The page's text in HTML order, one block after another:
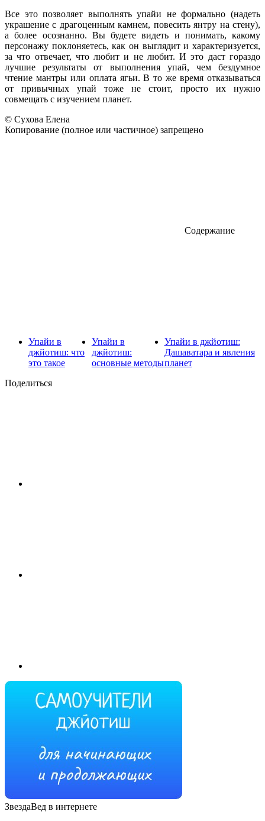
Все это позволяет выполнять упайи не формально (надеть
украшение с драгоценным камнем, повесить янтру на стену),
а более осознанно. Вы будете видеть и понимать, какому
персонажу поклоняетесь, как он выглядит и характеризуется,
за что отвечает, что любит и не любит. И это даст гораздо
лучшие результаты от выполнения упай, чем бездумное
чтение мантры или оплата ягьи. В то же время отказываться
от привычных упай тоже не стоит, просто их нужно
совмещать с изучением планет.
© Сухова Елена
Копирование (полное или частичное) запрещено
Содержание
Упайи в
джйотиш: что
это такое
Упайи в
джйотиш:
основные методы
Упайи в джйотиш:
Дашаватара и явления
планет
Поделиться
ЗвездаВед в интернете